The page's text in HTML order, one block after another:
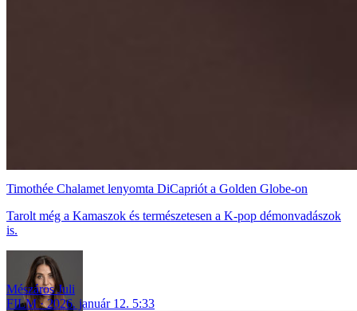
Timothée Chalamet lenyomta DiCapriót a Golden Globe-on
Tarolt még a Kamaszok és természetesen a K-pop démonvadászok
is.
Mészáros Juli
FILM
2026. január 12. 5:33